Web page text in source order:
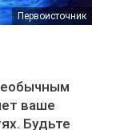
Первоисточник
ваше
Будьте